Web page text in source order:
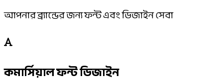
আপনার ব্র্যান্ডের জন্য ফন্ট এবং ডিজাইন সেবা
কমার্সিয়াল ফন্ট ডিজাইন